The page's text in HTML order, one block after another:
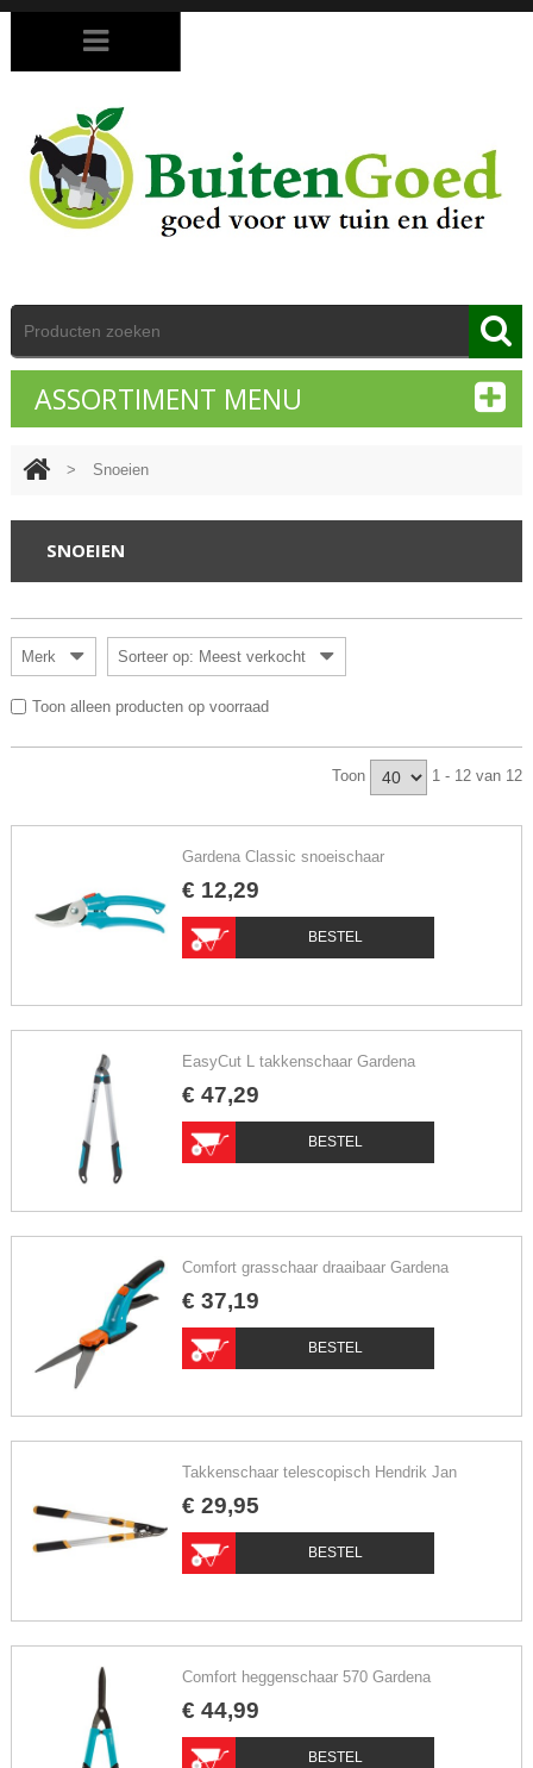
ASSORTIMENT MENU
> Snoeien
SNOEIEN
Merk Sorteer op: Meest verkocht
Toon alleen producten op voorraad
Toon 1 - 12 van 12
Gardena Classic snoeischaar
€ 12,29
BESTEL
EasyCut L takkenschaar Gardena
€ 47,29
BESTEL
Comfort grasschaar draaibaar Gardena
€ 37,19
BESTEL
Takkenschaar telescopisch Hendrik Jan
€ 29,95
BESTEL
Comfort heggenschaar 570 Gardena
€ 44,99
BESTEL